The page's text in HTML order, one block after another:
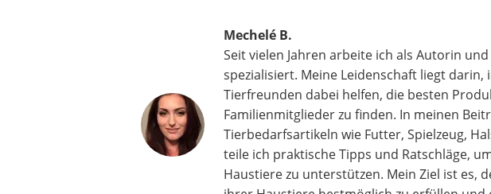
Mechelé B.
Seit vielen Jahren arbeite ich als Autorin
spezialisiert. Meine Leidenschaft liegt
Tierfreunden dabei helfen, die besten
Familienmitglieder zu finden. In meinen
Tierbedarfsartikeln wie Futter, Spielzeug,
teile ich praktische Tipps und Ratschläge,
Haustiere zu unterstützen. Mein Ziel ist es,